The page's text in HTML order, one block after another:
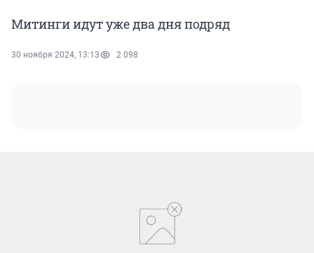
Митинги идут уже два дня подряд
30 ноября 2024, 13:13 2 098